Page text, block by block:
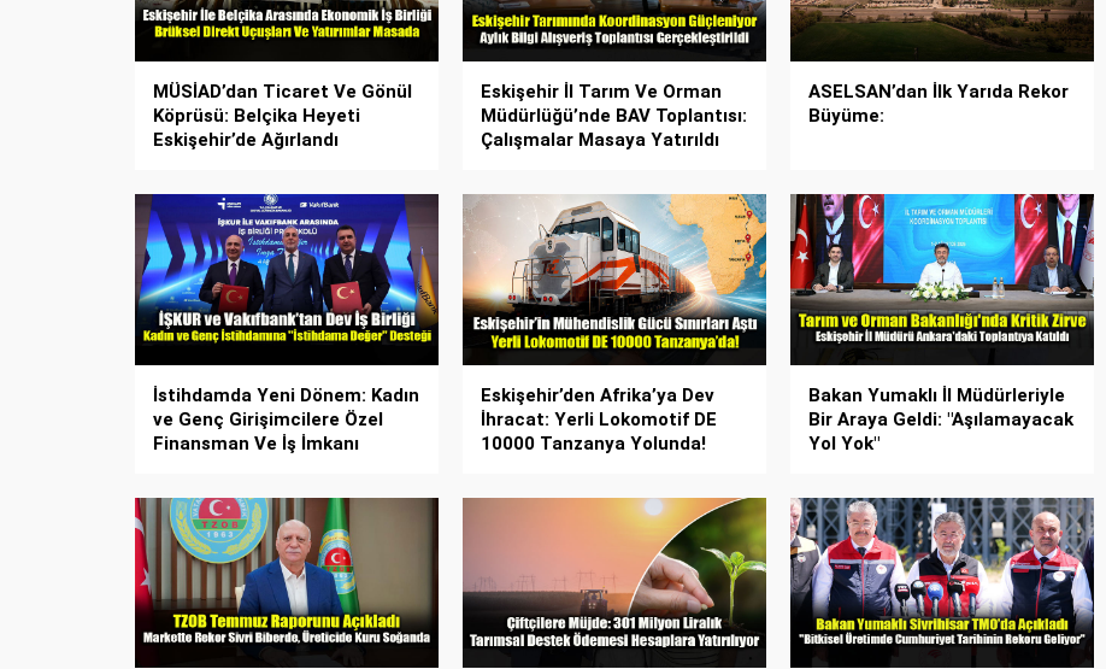
MÜSİAD’dan Ticaret Ve Gönül
Köprüsü: Belçika Heyeti
Eskişehir’de Ağırlandı
Eskişehir İl Tarım Ve Orman
Müdürlüğü’nde BAV Toplantısı:
Çalışmalar Masaya Yatırıldı
ASELSAN’dan İlk Yarıda Rekor
Büyüme:
İstihdamda Yeni Dönem: Kadın
ve Genç Girişimcilere Özel
Finansman Ve İş İmkanı
Eskişehir’den Afrika’ya Dev
İhracat: Yerli Lokomotif DE
10000 Tanzanya Yolunda!
Bakan Yumaklı İl Müdürleriyle
Bir Araya Geldi: "Aşılamayacak
Yol Yok"